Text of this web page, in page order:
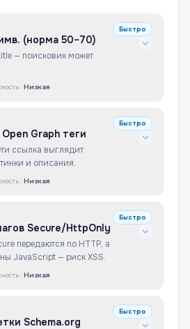
(норма 50–70)
— поисковик может
Быстро
Низкая
Graph теги
ссылка выглядит
и описания.
Быстро
Низкая
Secure/HttpOnly
передаются по HTTP, а
JavaScript — риск XSS.
Быстро
Низкая
Schema.org
Быстро